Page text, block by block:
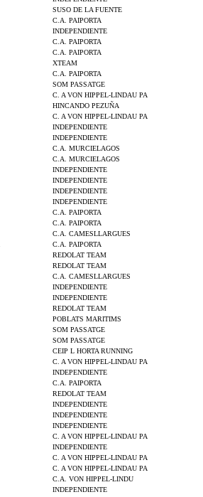
SUSO DE LA FUENTE
C.A. PAIPORTA
INDEPENDIENTE
C.A. PAIPORTA
C.A. PAIPORTA
XTEAM
C.A. PAIPORTA
SOM PASSATGE
C. A VON HIPPEL-LINDAU PA
HINCANDO PEZUÑA
C. A VON HIPPEL-LINDAU PA
INDEPENDIENTE
INDEPENDIENTE
C.A. MURCIELAGOS
C.A. MURCIELAGOS
INDEPENDIENTE
INDEPENDIENTE
INDEPENDIENTE
INDEPENDIENTE
C.A. PAIPORTA
C.A. PAIPORTA
C.A. CAMESLLARGUES
C.A. PAIPORTA
REDOLAT TEAM
REDOLAT TEAM
C.A. CAMESLLARGUES
INDEPENDIENTE
INDEPENDIENTE
REDOLAT TEAM
POBLATS MARITIMS
SOM PASSATGE
SOM PASSATGE
CEIP L HORTA RUNNING
C. A VON HIPPEL-LINDAU PA
INDEPENDIENTE
C.A. PAIPORTA
REDOLAT TEAM
INDEPENDIENTE
INDEPENDIENTE
INDEPENDIENTE
C. A VON HIPPEL-LINDAU PA
INDEPENDIENTE
C. A VON HIPPEL-LINDAU PA
C. A VON HIPPEL-LINDAU PA
C.A. VON HIPPEL-LINDU
INDEPENDIENTE